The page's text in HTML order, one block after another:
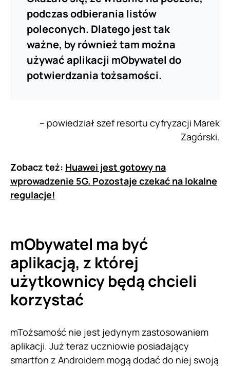
podczas odbierania listów
poleconych. Dlatego jest tak
ważne, by również tam można
używać aplikacji mObywatel do
potwierdzania tożsamości.
– powiedział szef resortu cyfryzacji Marek
Zagórski.
Zobacz też: Huawei jest gotowy na
wprowadzenie 5G. Pozostaje czekać na lokalne
regulacje!
mObywatel ma być
aplikacją, z której
użytkownicy będą chcieli
korzystać
mTożsamość nie jest jedynym zastosowaniem
aplikacji. Już teraz uczniowie posiadający
smartfon z Androidem mogą dodać do niej swoją